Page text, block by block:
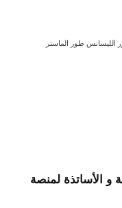
الليسانس طور الماستر
و الأساتذة لمنصة